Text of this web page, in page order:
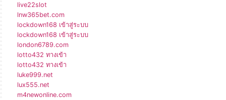
live22slot
lnw365bet.com
lockdown168 เข้าสู่ระบบ
lockdown168 เข้าสู่ระบบ
london6789.com
lotto432 ทางเข้า
lotto432 ทางเข้า
luke999.net
lux555.net
m4newonline.com